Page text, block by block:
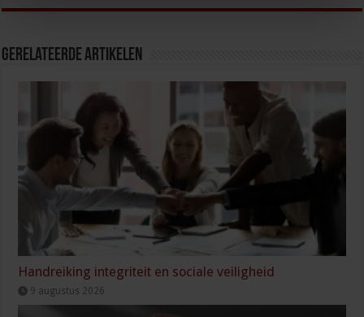
Gerelateerde Artikelen
Handreiking integriteit en sociale veiligheid
9 augustus 2026